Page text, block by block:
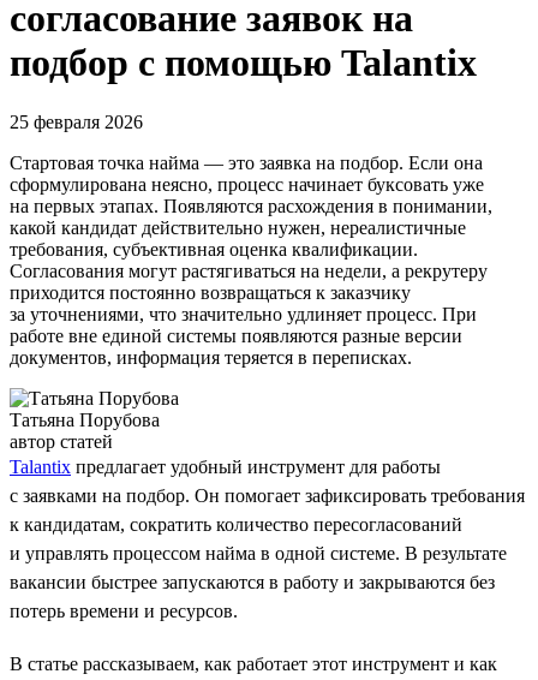
согласование заявок на
подбор с помощью Talantix
25 февраля 2026
Стартовая точка найма — это заявка на подбор. Если она
сформулирована неясно, процесс начинает буксовать уже
на первых этапах. Появляются расхождения в понимании,
какой кандидат действительно нужен, нереалистичные
требования, субъективная оценка квалификации.
Согласования могут растягиваться на недели, а рекрутеру
приходится постоянно возвращаться к заказчику
за уточнениями, что значительно удлиняет процесс. При
работе вне единой системы появляются разные версии
документов, информация теряется в переписках.
Татьяна Порубова
автор статей
Talantix предлагает удобный инструмент для работы
с заявками на подбор. Он помогает зафиксировать требования
к кандидатам, сократить количество пересогласований
и управлять процессом найма в одной системе. В результате
вакансии быстрее запускаются в работу и закрываются без
потерь времени и ресурсов.
В статье рассказываем, как работает этот инструмент и как